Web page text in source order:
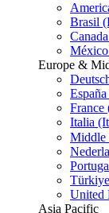
Brasil
Europe &
France
Italia
United
Asia Pacific